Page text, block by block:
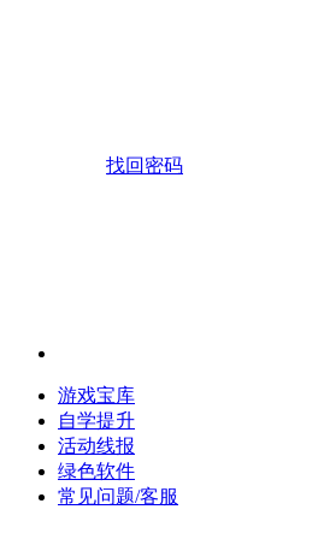
找回密码
游戏宝库
自学提升
活动线报
绿色软件
常见问题/客服